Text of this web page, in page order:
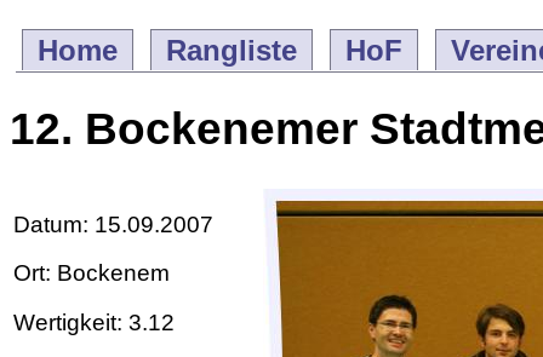
Home Rangliste HoF
12. Bockenemer
Datum: 15.09.2007
Ort: Bockenem
Wertigkeit: 3.12